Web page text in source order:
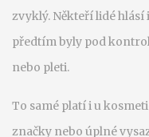
zvyklý. Někteří lidé
předtím byly pod
nebo pleti.
To samé platí i u
značky nebo úplné